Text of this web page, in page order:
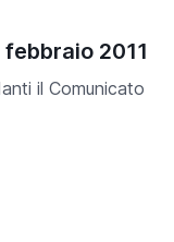
febbraio 2011
il Comunicato